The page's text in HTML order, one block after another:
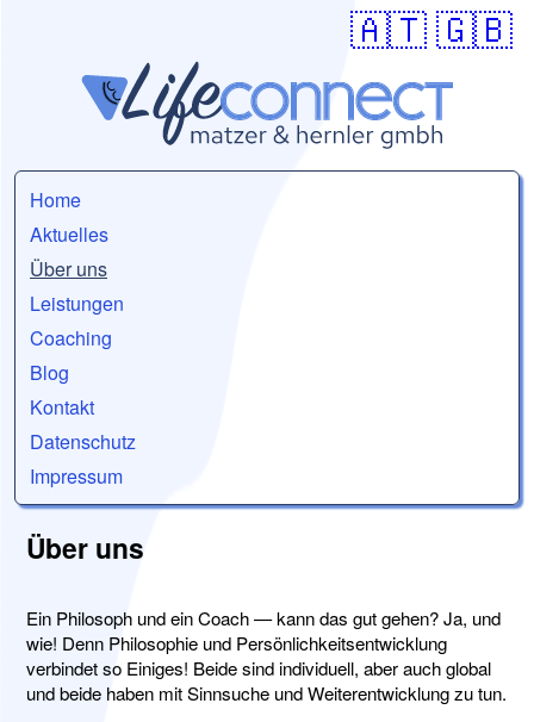
🇦🇹 🇬🇧
Home
Aktuelles
Über uns
Leistungen
Coaching
Blog
Kontakt
Datenschutz
Impressum
Über uns
Ein Philosoph und ein Coach — kann das gut gehen? Ja, und
wie! Denn Philosophie und Persönlichkeitsentwicklung
verbindet so Einiges! Beide sind individuell, aber auch global
und beide haben mit Sinnsuche und Weiterentwicklung zu tun.